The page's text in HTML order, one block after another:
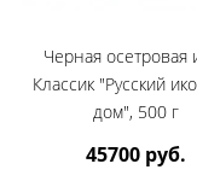
Черная осетровая
Классик "Русский
дом", 500 г
45700 руб.